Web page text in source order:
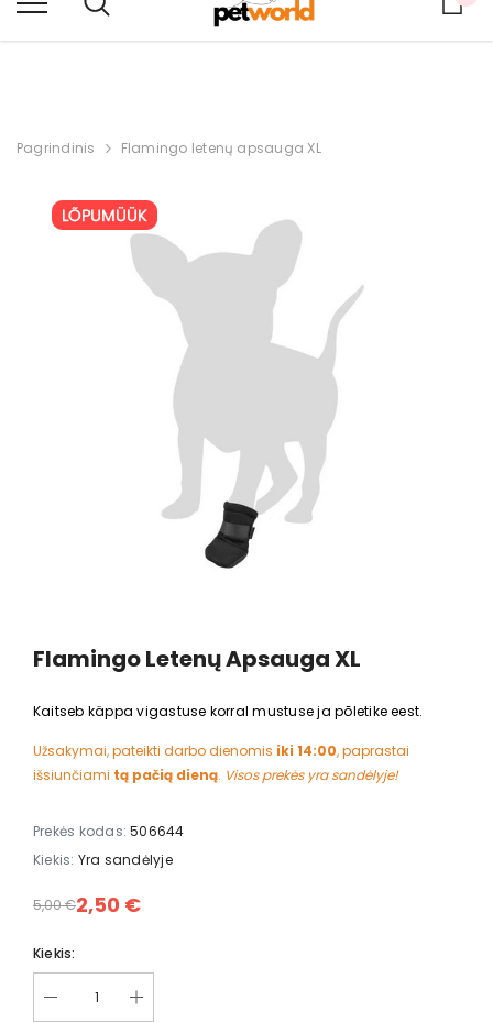
PRISTATYMAS Į LIETUVĄ PER 2–4 DARBO DIENAS.
Pagrindinis Flamingo letenų apsauga XL
Flamingo Letenų Apsauga XL
Kaitseb käppa vigastuse korral mustuse ja põletike eest.
Užsakymai, pateikti darbo dienomis iki 14:00, paprastai
išsiunčiami tą pačią dieną. Visos prekės yra sandėlyje!
Prekės kodas: 506644
Kiekis: Yra sandėlyje
2,50 €
5,00 €
Kiekis: